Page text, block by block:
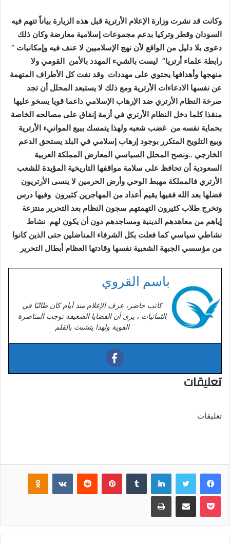
وكانت قد نشرت وزارة الإعلام الأرترية قبل هذه الزيارة بياناً تتهم فيه
السودان وقطر وتركيا بدعم مجموعات إسلامية معارضة وكان ذلك
دعوى بلا دليل من الواقع لأن نهج الإسلاميين لا عنف فيه وإمكانيات ”
رابطة علماء أرتريا” ليست بالشيء المهدد بالأمن القومي ولا
منهجها وأهدافها يحتوي على مهددات وقد نفت كل الأطراف المتهمة
عن نفسها الادعاءات الأرترية ومع ذلك لا يستبعد المحلل أن تجد
صرخة النظام الأرتري ضد الإرهاب الإسلامي داعما قويا يسخو عليها
منقذا كلما دخل النظام الأرتري في أزمة إنفاق على مصالحه الخاصة
بحماية نفسه من غضب شعبه ولهذا يتمسك ببيع الموانيء الأرترية
وبيع التلويح المتكرر بوجود إرهاب إسلامي في البلد يستحق الدعم
الخارجي ..ونصح المحلل السياسي المعارض المملكة العربية
السعودية أن تحافظ على سلامة مواقفها التاريخية المؤيدة للشعب
الأرتري فالمملكة مهبط الوحي وأرض الحرمين لا ينسى الأرتريون
فضلها بعد الله ففيها يقيم أعداد من المهاجرين كثيرون وفيها درس
وتخرج طلاب كثيرون التهمتهم سجون النظام بعد التحرير منتزعة
إياهم من معاهدهم الدينية ومساجدهم دون أن يكون لهم نشاط
نشاطي سياسي كما فعلت بكل الشرفاء المناضلين حتى الذين كانوا
من مؤسسي الجبهة الشعبية نفسها وقادتها العظام أبطال التحرير
باسم القروي
كاتب حاضر، عرف الإعلام منذ أيام كان طالبًا في
الثمانيات ، يرى أن القضايا الضعيفة توجب المناصرة
القوية ولهذا يتشبث بالقلم
تعليقات
تعليقات
فيسبوك لينكدإن بينتيريست
بوكيت